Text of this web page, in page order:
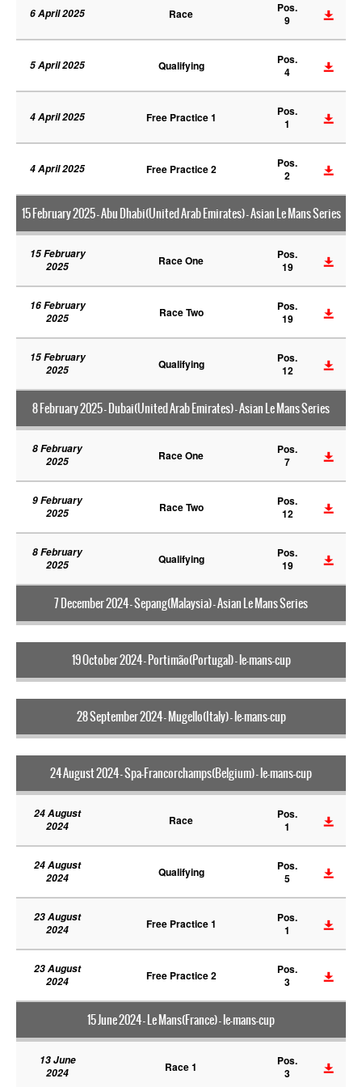
6 April 2025 Race
Pos.
9
5 April 2025 Qualifying
Pos.
4
4 April 2025 Free Practice 1
Pos.
1
4 April 2025 Free Practice 2
Pos.
2
15 February 2025 - Abu Dhabi(United Arab Emirates) - Asian Le Mans Series
15 February
2025
Race One
Pos.
19
16 February
2025
Race Two
Pos.
19
15 February
2025
Qualifying
Pos.
12
8 February 2025 - Dubai(United Arab Emirates) - Asian Le Mans Series
8 February
2025
Race One
Pos.
7
9 February
2025
Race Two
Pos.
12
8 February
2025
Qualifying
Pos.
19
7 December 2024 - Sepang(Malaysia) - Asian Le Mans Series
19 October 2024 - Portimão(Portugal) - le-mans-cup
28 September 2024 - Mugello(Italy) - le-mans-cup
24 August 2024 - Spa-Francorchamps(Belgium) - le-mans-cup
24 August
2024
Race
Pos.
1
24 August
2024
Qualifying
Pos.
5
23 August
2024
Free Practice 1
Pos.
1
23 August
2024
Free Practice 2
Pos.
3
15 June 2024 - Le Mans(France) - le-mans-cup
13 June
2024
Race 1
Pos.
3